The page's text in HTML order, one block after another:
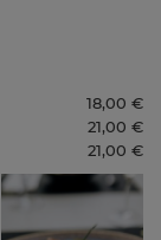
18,00 €
21,00 €
21,00 €